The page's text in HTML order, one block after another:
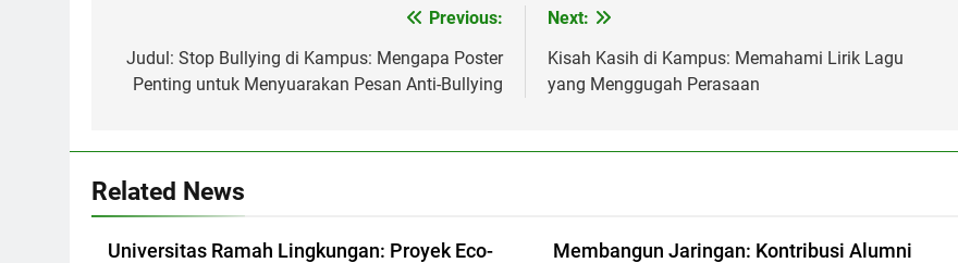
navigation
Previous:
Judul: Stop Bullying di Kampus: Mengapa Poster
Penting untuk Menyuarakan Pesan Anti-Bullying
Next:
Kisah Kasih di Kampus: Memahami Lirik Lagu
yang Menggugah Perasaan
Related News
Universitas Ramah Lingkungan: Proyek Eco- Membangun Jaringan: Kontribusi Alumni